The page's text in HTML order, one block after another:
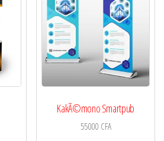
KakÃ©mono Smartpub
55000 CFA